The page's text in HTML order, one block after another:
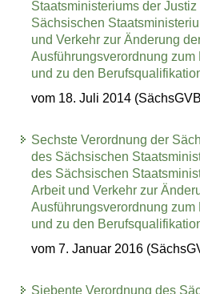
Staatsministeriums der
Sächsischen
und Verkehr zur Änderung
Ausführungsverordnung
und zu den
vom 18. Juli 2014
Sechste Verordnung der
des Sächsischen
des Sächsischen
Arbeit und Verkehr zur
Ausführungsverordnung
und zu den
vom 7. Januar 2016
Siebente Verordnung des